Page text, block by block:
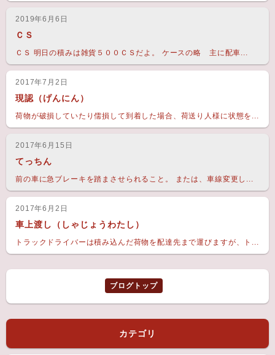
2019年6月6日
ＣＳ
ＣＳ 明日の積みは雑貨５００ＣＳだよ。 ケースの略 主に配車...
2017年7月2日
現認（げんにん）
荷物が破損していたり儒損して到着した場合、荷送り人様に状態を...
2017年6月15日
てっちん
前の車に急ブレーキを踏まさせられること。 または、車線変更し...
2017年6月2日
車上渡し（しゃじょうわたし）
トラックドライバーは積み込んだ荷物を配達先まで運びますが、ト...
ブログトップ
カテゴリ